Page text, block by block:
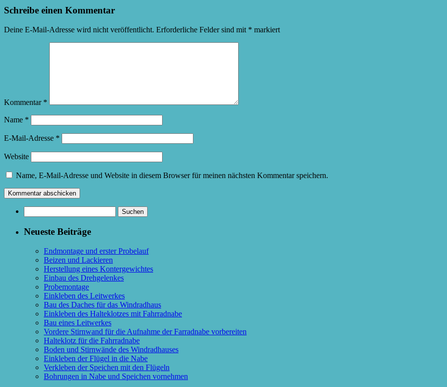
Schreibe einen Kommentar
Deine E-Mail-Adresse wird nicht veröffentlicht. Erforderliche Felder sind mit * markiert
Kommentar *
Name *
E-Mail-Adresse *
Website
Name, E-Mail-Adresse und Website in diesem Browser für meinen nächsten Kommentar speichern.
nach:
Neueste Beiträge
Endmontage und erster Probelauf
Beizen und Lackieren
Herstellung eines Kontergewichtes
Einbau des Drehgelenkes
Probemontage
Einkleben des Leitwerkes
Bau des Daches für das Windradhaus
Einkleben des Halteklotzes mit Fahrradnabe
Bau eines Leitwerkes
Vordere Stirnwand für die Aufnahme der Farradnabe vorbereiten
Halteklotz für die Fahrradnabe
Boden und Stirnwände des Windradhauses
Einkleben der Flügel in die Nabe
Verkleben der Speichen mit den Flügeln
Bohrungen in Nabe und Speichen vornehmen